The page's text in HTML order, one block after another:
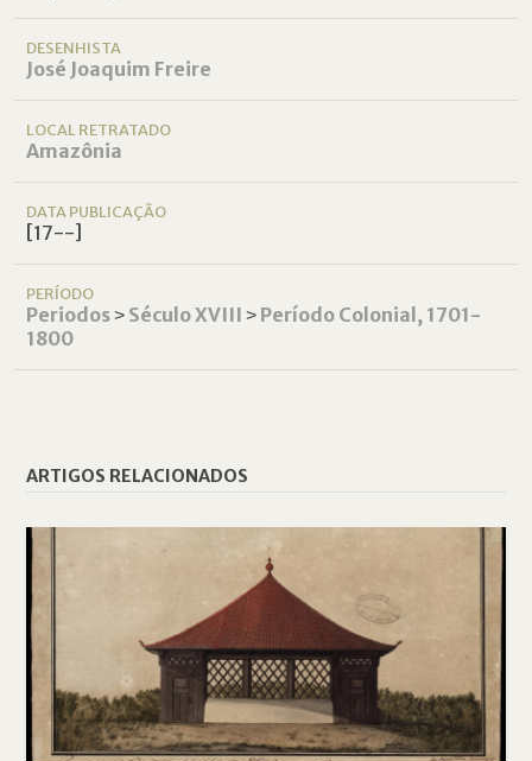
DESENHISTA
José Joaquim Freire
LOCAL RETRATADO
Amazônia
DATA PUBLICAÇÃO
[17--]
PERÍODO
Periodos˃ Século XVIII ˃ Período Colonial, 1701-
1800
ARTIGOS RELACIONADOS